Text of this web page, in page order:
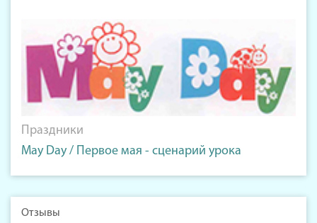
Праздники
May Day / Первое мая - сценарий урока
Отзывы